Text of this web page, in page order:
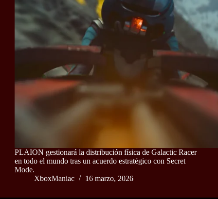
PLAION gestionará la distribución física de Galactic Racer
en todo el mundo tras un acuerdo estratégico con Secret
Mode.
XboxManiac
16 marzo, 2026